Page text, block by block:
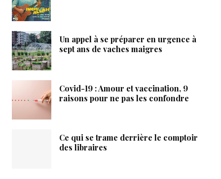
Un appel à se préparer en urgence à
sept ans de vaches maigres
Covid-19 : Amour et vaccination, 9
raisons pour ne pas les confondre
Ce qui se trame derrière le comptoir
des libraires